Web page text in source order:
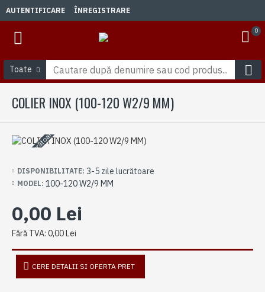
AUTENTIFICARE ÎNREGISTRARE
0
Toate
COLIER INOX (100-120 W2/9 MM)
3-5 zile lucrătoare
DISPONIBILITATE: 3-5 zile lucrătoare
MODEL: 100-120 W2/9 MM
0,00 Lei
Fără TVA: 0,00 Lei
CERE DETALII SI OFERTA PRET